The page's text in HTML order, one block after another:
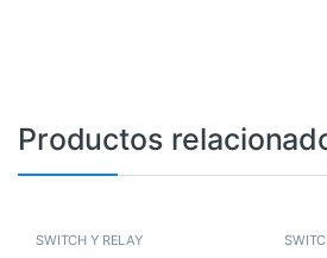
Productos
SWITCH Y RELAY